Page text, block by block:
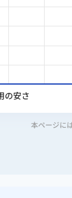
の安さ
本ページに